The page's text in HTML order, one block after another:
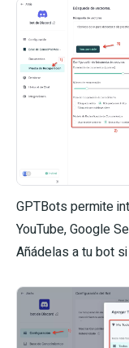
GPTBots permite
YouTube, Google
Añádelas a tu bot